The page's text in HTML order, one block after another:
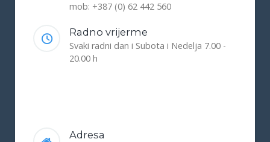
mob: +387 (0) 62 442 560
Radno vrijerme
Svaki radni dan i Subota i Nedelja 7.00 -
20.00 h
Adresa